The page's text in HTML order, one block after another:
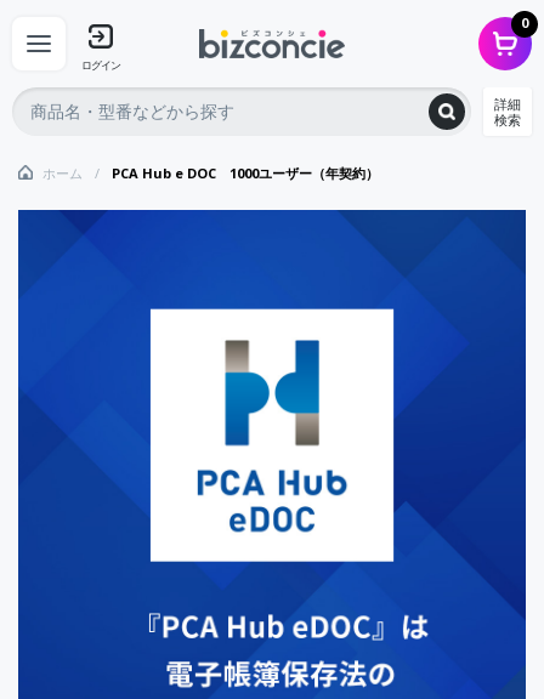
ログイン
0
詳細
検索
ホーム PCA Hub e DOC 1000ユーザー（年契約）